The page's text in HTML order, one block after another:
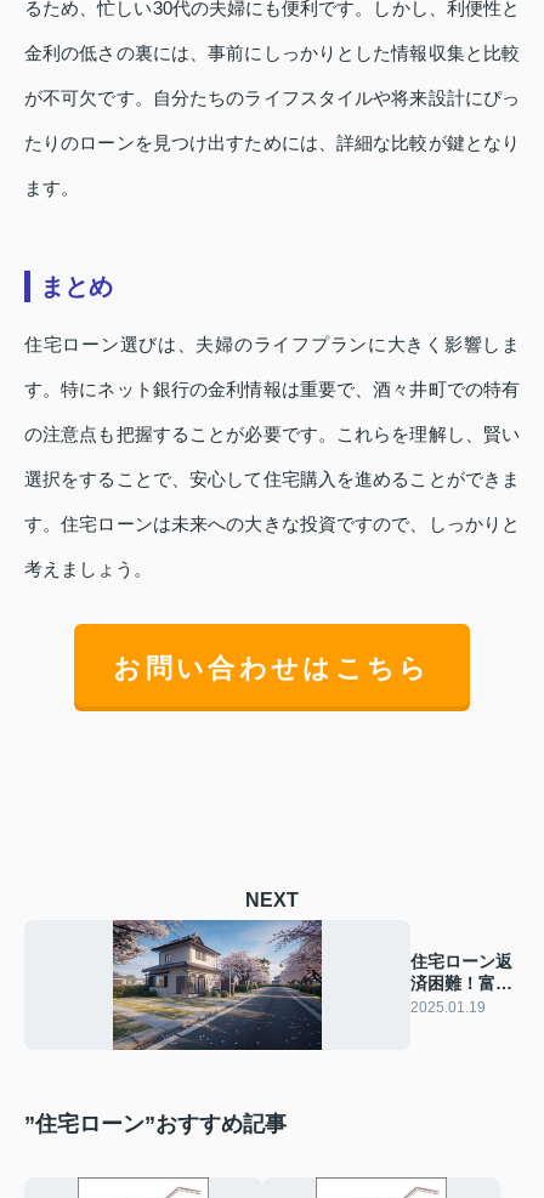
るため、忙しい30代の夫婦にも便利です。しかし、利便性と
金利の低さの裏には、事前にしっかりとした情報収集と比較
が不可欠です。自分たちのライフスタイルや将来設計にぴっ
たりのローンを見つけ出すためには、詳細な比較が鍵となり
ます。
まとめ
住宅ローン選びは、夫婦のライフプランに大きく影響しま
す。特にネット銀行の金利情報は重要で、酒々井町での特有
の注意点も把握することが必要です。これらを理解し、賢い
選択をすることで、安心して住宅購入を進めることができま
す。住宅ローンは未来への大きな投資ですので、しっかりと
考えましょう。
お問い合わせはこちら
NEXT
住宅ローン返
済困難！富里
市での任意売
2025.01.19
”住宅ローン”おすすめ記事